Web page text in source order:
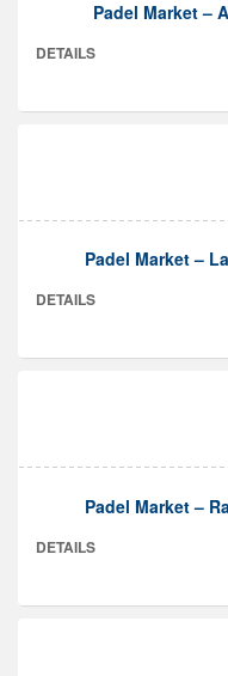
Padel Market –
DETAILS
Padel Market –
DETAILS
Padel Market –
DETAILS